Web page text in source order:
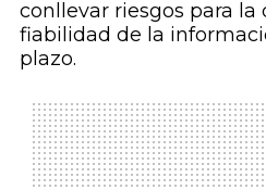
conllevar riesgos para la
fiabilidad de la
plazo.